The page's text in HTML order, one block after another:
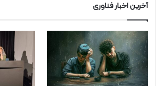
آخرین اخبار فناوری